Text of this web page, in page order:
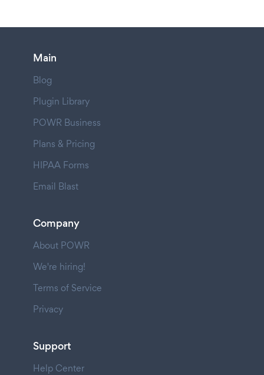
Main
Blog
Plugin Library
POWR Business
Plans & Pricing
HIPAA Forms
Email Blast
Company
About POWR
We're hiring!
Terms of Service
Privacy
Support
Help Center